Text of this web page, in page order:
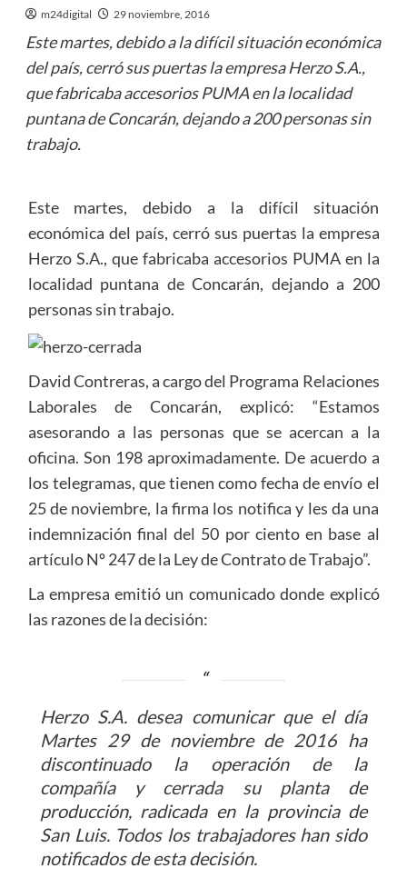
m24digital 29 noviembre, 2016
Este martes, debido a la difícil situación económica
del país, cerró sus puertas la empresa Herzo S.A.,
que fabricaba accesorios PUMA en la localidad
puntana de Concarán, dejando a 200 personas sin
trabajo.
Este martes, debido a la difícil situación
económica del país, cerró sus puertas la empresa
Herzo S.A., que fabricaba accesorios PUMA en la
localidad puntana de Concarán, dejando a 200
personas sin trabajo.
David Contreras, a cargo del Programa Relaciones
Laborales de Concarán, explicó: “Estamos
asesorando a las personas que se acercan a la
oficina. Son 198 aproximadamente. De acuerdo a
los telegramas, que tienen como fecha de envío el
25 de noviembre, la firma los notifica y les da una
indemnización final del 50 por ciento en base al
artículo Nº 247 de la Ley de Contrato de Trabajo”.
La empresa emitió un comunicado donde explicó
las razones de la decisión:
Herzo S.A. desea comunicar que el día
Martes 29 de noviembre de 2016 ha
discontinuado la operación de la
compañía y cerrada su planta de
producción, radicada en la provincia de
San Luis. Todos los trabajadores han sido
notificados de esta decisión.